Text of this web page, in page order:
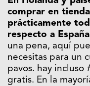
comprar en
prácticamente
respecto a
una pena, aquí
necesitas para un
pavos. hay incluso
gratis. En la